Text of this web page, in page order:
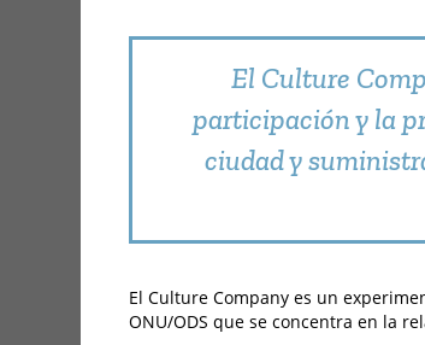
El Culture
participación y la
ciudad y
El Culture Company es un
ONU/ODS que se concentra en la